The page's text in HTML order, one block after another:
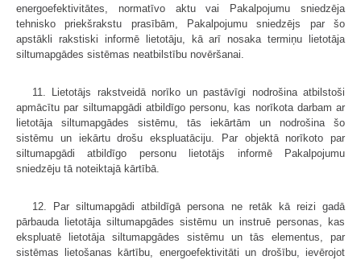
energoefektivitātes, normatīvo aktu vai Pakalpojumu sniedzēja
tehnisko priekšrakstu prasībām, Pakalpojumu sniedzējs par šo
apstākli rakstiski informē lietotāju, kā arī nosaka termiņu lietotāja
siltumapgādes sistēmas neatbilstību novēršanai.
11. Lietotājs rakstveidā norīko un pastāvīgi nodrošina atbilstoši
apmācītu par siltumapgādi atbildīgo personu, kas norīkota darbam ar
lietotāja siltumapgādes sistēmu, tās iekārtām un nodrošina šo
sistēmu un iekārtu drošu ekspluatāciju. Par objektā norīkoto par
siltumapgādi atbildīgo personu lietotājs informē Pakalpojumu
sniedzēju tā noteiktajā kārtībā.
12. Par siltumapgādi atbildīgā persona ne retāk kā reizi gadā
pārbauda lietotāja siltumapgādes sistēmu un instruē personas, kas
ekspluatē lietotāja siltumapgādes sistēmu un tās elementus, par
sistēmas lietošanas kārtību, energoefektivitāti un drošību, ievērojot